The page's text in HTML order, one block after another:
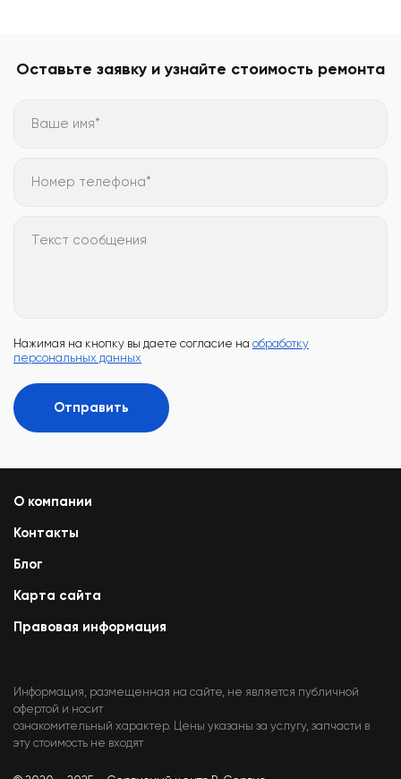
Оставьте заявку и узнайте стоимость ремонта
Ваше имя*
Номер телефона*
Текст сообщения
Нажимая на кнопку вы даете согласие на обработку
персональных данных
Отправить
О компании
Контакты
Блог
Карта сайта
Правовая информация
Информация, размещенная на сайте, не является публичной
офертой и носит
ознакомительный характер. Цены указаны за услугу, запчасти в
эту стоимость не входят